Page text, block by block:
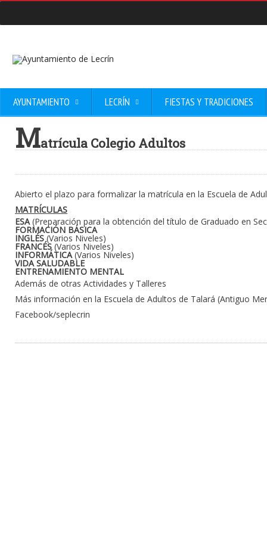
AYUNTAMIENTO LECRÍN FIESTAS Y TRADICIONES
Matrícula Colegio Adultos
Abierto el plazo para formalizar la matrícula en la Escuela de
MATRÍCULAS
ESA(Preparación para la obtención del título de Graduado en
FORMACIÓN BÁSICA
INGLÉS(Varios Niveles)
FRANCÉS(Varios Niveles)
INFORMÁTICA(Varios Niveles)
VIDA SALUDABLE
ENTRENAMIENTO MENTAL
Además de otras Actividades y Talleres
Más información en la Escuela de Adultos de Talará (Antiguo
Facebook/seplecrin